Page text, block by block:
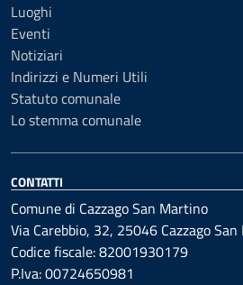
Luoghi
Eventi
Notiziari
Indirizzi e Numeri Utili
Statuto comunale
Lo stemma comunale
CONTATTI
Comune di Cazzago San Martino
Via Carebbio, 32, 25046 Cazzago
Codice fiscale: 82001930179
P.Iva: 00724650981